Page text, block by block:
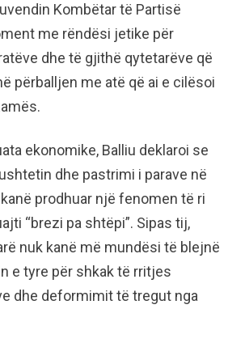
Kombëtar të Partisë
me rëndësi jetike për
dhe të gjithë qytetarëve që
përballjen me atë që ai e cilësoi
ekonomike, Balliu deklaroi se
dhe pastrimi i parave në
prodhuar një fenomen të ri
“brezi pa shtëpi”. Sipas tij,
nuk kanë më mundësi të blejnë
e tyre për shkak të rritjes
dhe deformimit të tregut nga